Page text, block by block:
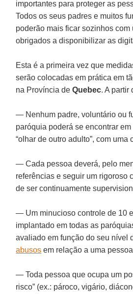
importantes para proteger as
Todos os seus padres e muitos
poderão mais ficar sozinhos com
obrigados a disponibilizar as
Esta é a primeira vez que
serão colocadas em prática em
na Província deQuebec. A partir
— Nenhum padre, voluntário ou
paróquia poderá se encontrar
“olhar de outro adulto”, com uma
— Cada pessoa deverá, pelo
referências e seguir um rigoroso
de ser continuamente
— Um minucioso controle de 10
implantado em todas as
avaliado em função do seu nível
abusos em relação a uma
— Toda pessoa que ocupa um
risco” (ex.: pároco, vigário,